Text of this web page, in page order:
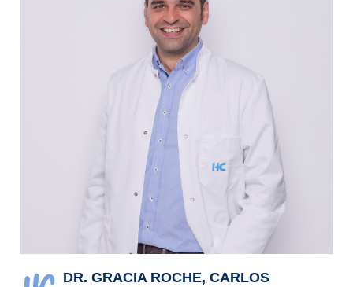
DR. GRACIA ROCHE, CARLOS